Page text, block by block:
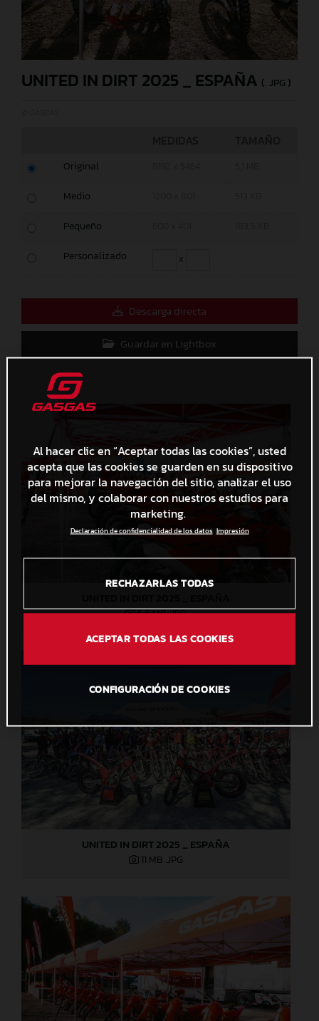
UNITED IN DIRT 2025 _ ESPAÑA (. JPG )
Original
Medio
Pequeño
Personalizado x
Descarga directa
Guardar en Lightbox
5,6 MB.JPG
UNITED IN DIRT 2025 _ ESPAÑA
11 MB .JPG
Al hacer clic en “Aceptar todas las cookies”, usted
acepta que las cookies se guarden en su dispositivo
para mejorar la navegación del sitio, analizar el uso
del mismo, y colaborar con nuestros estudios para
marketing.
Declaración de confidencialidad de los datos Impresión
RECHAZARLAS TODAS
ACEPTAR TODAS LAS COOKIES
CONFIGURACIÓN DE COOKIES